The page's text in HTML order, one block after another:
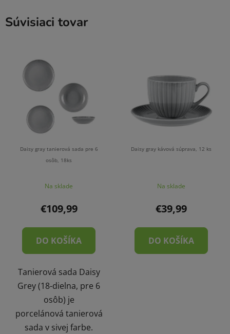
Súvisiaci tovar
Daisy gray tanierová sada pre 6
osôb, 18ks
Na sklade
€109,99
DO KOŠÍKA
Tanierová sada Daisy
Grey (18-dielna, pre 6
osôb) je
porcelánová tanierová
sada v sivej farbe.
Daisy gray kávová súprava, 12 ks
Na sklade
€39,99
DO KOŠÍKA